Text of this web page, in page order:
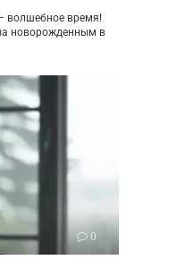
волшебное время!
новорожденным в
0